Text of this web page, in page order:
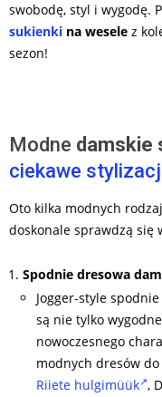
swobodę, styl i wygodę.
sukienki na wesele z
sezon!
Modne damskie
ciekawe
Oto kilka modnych
doskonale sprawdzą się
Spodnie dresowa
Jogger-style
są nie tylko
nowoczesnego
modnych dresów
Riiete hulgimüük ,